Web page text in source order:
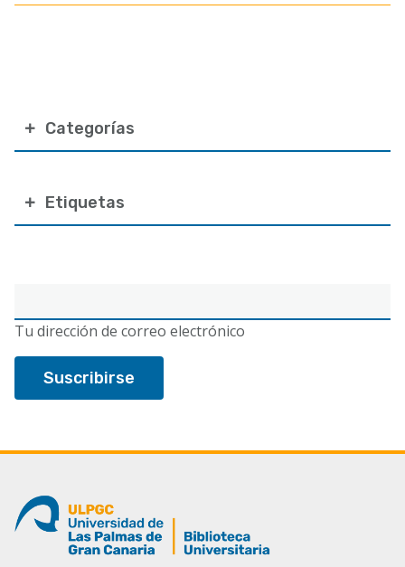
electrónico
Tu dirección de correo electrónico
Categorías
Etiquetas